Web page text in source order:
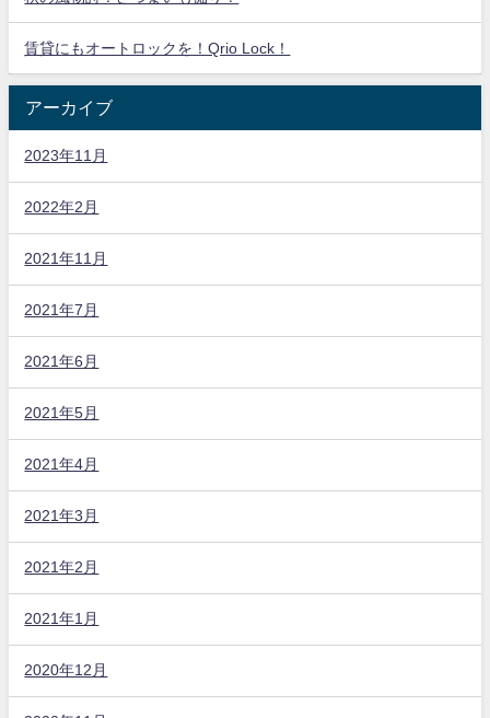
賃貸にもオートロックを！Qrio Lock！
アーカイブ
2023年11月
2022年2月
2021年11月
2021年7月
2021年6月
2021年5月
2021年4月
2021年3月
2021年2月
2021年1月
2020年12月